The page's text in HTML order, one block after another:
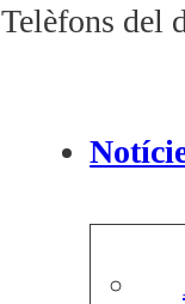
Telèfons del